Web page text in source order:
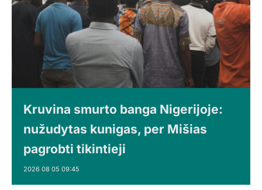
Kruvina smurto banga Nigerijoje:
nužudytas kunigas, per Mišias
pagrobti tikintieji
2026 08 05 09:45